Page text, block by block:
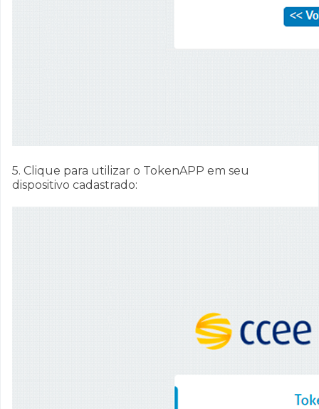
5. Clique para utilizar o TokenAPP em seu
dispositivo cadastrado: